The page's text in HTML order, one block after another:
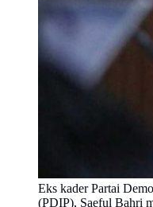
Eks kader Partai
(PDIP), Saeful Bahri